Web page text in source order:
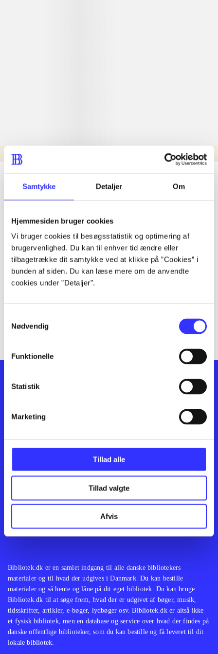
Samtykke Detaljer Om
Hjemmesiden bruger cookies
Vi bruger cookies til besøgsstatistik og optimering af
brugervenlighed. Du kan til enhver tid ændre eller
tilbagetrække dit samtykke ved at klikke på ”Cookies” i
bunden af siden. Du kan læse mere om de anvendte
cookies under ”Detaljer”.
Nødvendig
Funktionelle
Statistik
Marketing
Tillad alle
Tillad valgte
Afvis
Nyhed
lorem ipsum dolor sit amet ...
lorem ipsum dolor sit amet ...
lorem ipsum dolor sit amet ...
lorem ipsum dolor sit amet ...
lorem ipsum dolor sit amet ...
lorem ipsum dolor sit amet ...
lorem ipsum dolor sit amet ...
Feedback
Bibliotek.dk er en samlet indgang til alle danske bibliotekers
materialer og til hvad der udgives i Danmark. Du kan bestille
materialer og så hente og låne på dit eget bibliotek. Du kan bruge
Bibliotek.dk til at søge frem, hvad der er udgivet af bøger, musik,
tidsskrifter, artikler, e-bøger, lydbøger osv. Bibliotek.dk er altså ikke
et fysisk bibliotek, men en database og service over hvad der findes på
danske offentlige biblioteker, som du kan bestille og få leveret til dit
lokale bibliotek.
Kontakt os
English
Artikler
Film
Musik
Noder